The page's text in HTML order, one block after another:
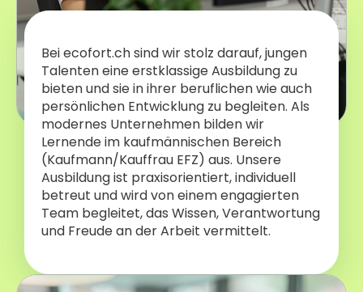
Bei ecofort.ch sind wir stolz darauf, jungen
Talenten eine erstklassige Ausbildung zu
bieten und sie in ihrer beruflichen wie auch
persönlichen Entwicklung zu begleiten. Als
modernes Unternehmen bilden wir
Lernende im kaufmännischen Bereich
(Kaufmann/Kauffrau EFZ) aus. Unsere
Ausbildung ist praxisorientiert, individuell
betreut und wird von einem engagierten
Team begleitet, das Wissen, Verantwortung
und Freude an der Arbeit vermittelt.